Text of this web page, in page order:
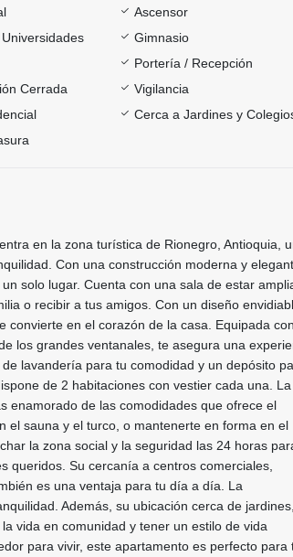
Ascensor
Gimnasio
Portería / Recepción
Cerrada
Vigilancia
Cerca a Jardines y
en la zona turística de Rionegro, Antioquia,
Con una construcción moderna y
solo lugar. Cuenta con una sala de estar
o recibir a tus amigos. Con un diseño
convierte en el corazón de la casa. Equipada con
los grandes ventanales, te asegura una
lavandería para tu comodidad y un depósito
de 2 habitaciones con vestier cada una. La
enamorado de las comodidades que ofrece el
el sauna y el turco, o mantenerte en forma en el
la zona social y la seguridad las 24 horas
queridos. Su cercanía a centros comerciales,
es una ventaja para tu día a día. La
Además, su ubicación cerca de jardines,
vida en comunidad y tener un estilo de vida
para vivir, este apartamento es perfecto para